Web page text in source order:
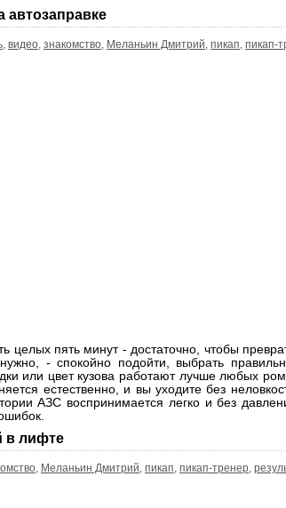
автозаправке
видео знакомство Меланьин Дмитрий пикап пикап-
целых пять минут - достаточно, чтобы
- спокойно подойти, выбрать
или цвет кузова работают лучше любых
естественно, и вы уходите без
АЗС воспринимается легко и без
в лифте
Меланьин Дмитрий пикап пикап-тренер